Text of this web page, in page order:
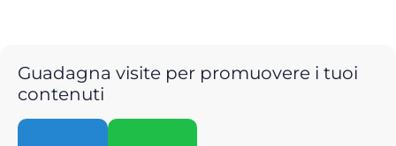
Guadagna visite per promuovere i tuoi
contenuti